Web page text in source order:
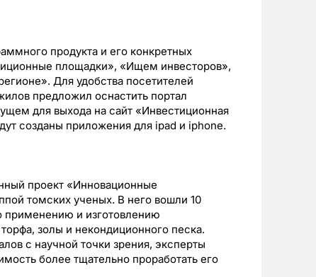
продукта и его конкретных
площадки», «Ищем инвесторов»,
Для удобства посетителей
предложил оснастить портал
для выхода на сайт «Инвестиционная
созданы приложения для ipad и iphone.
проект «Инновационные
томских ученых. В него вошли 10
применению и изготовлению
золы и некондиционного песка.
с научной точки зрения, эксперты
более тщательно проработать его